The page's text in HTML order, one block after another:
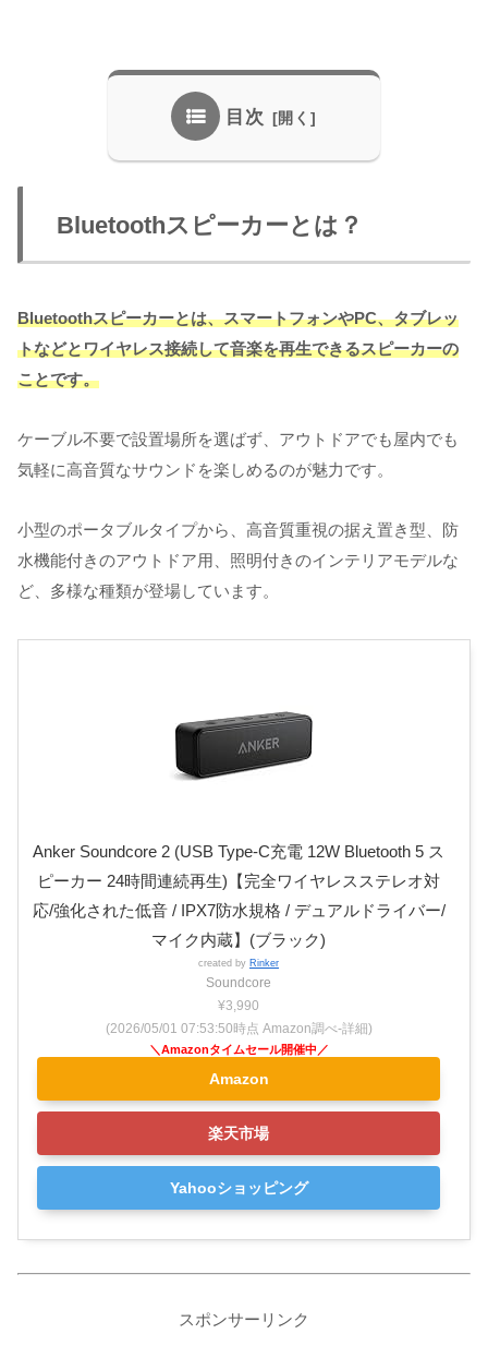
目次
Bluetoothスピーカーとは？
Bluetoothスピーカーとは、スマートフォンやPC、タブレッ
トなどとワイヤレス接続して音楽を再生できるスピーカーの
ことです。
ケーブル不要で設置場所を選ばず、アウトドアでも屋内でも
気軽に高音質なサウンドを楽しめるのが魅力です。
小型のポータブルタイプから、高音質重視の据え置き型、防
水機能付きのアウトドア用、照明付きのインテリアモデルな
ど、多様な種類が登場しています。
Anker Soundcore 2 (USB Type-C充電 12W Bluetooth 5 ス
ピーカー 24時間連続再生)【完全ワイヤレスステレオ対
応/強化された低音 / IPX7防水規格 / デュアルドライバー/
マイク内蔵】(ブラック)
created by Rinker
Soundcore
¥3,990
(2026/05/01 07:53:50時点 Amazon調べ-詳細)
Amazon
楽天市場
Yahooショッピング
スポンサーリンク